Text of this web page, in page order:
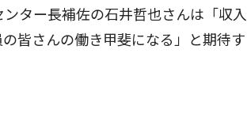
ター長補佐の石井哲也さんは「収入
皆さんの働き甲斐になる」と期待す